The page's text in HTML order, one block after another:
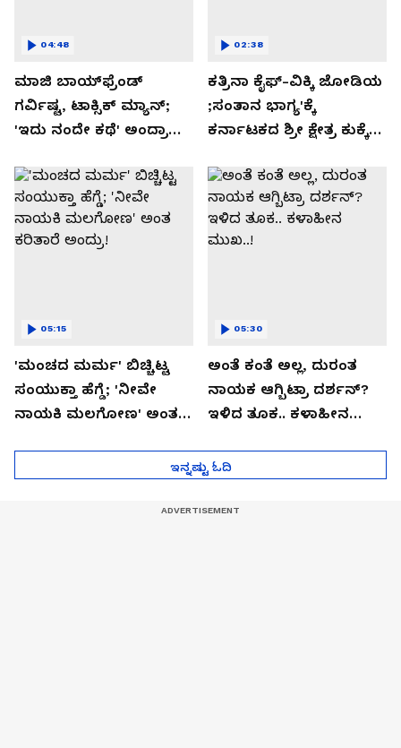
ಮಾಜಿ ಬಾಯ್‌ಫ್ರೆಂಡ್
ಗರ್ವಿಷ್ಟ, ಟಾಕ್ಸಿಕ್ ಮ್ಯಾನ್;
'ಇದು ನಂದೇ ಕಥೆ' ಅಂದ್ರಾ
ಮಂದಣ್ಣ?
04:48
ಕತ್ರಿನಾ ಕೈಫ್-ವಿಕ್ಕಿ ಜೋಡಿಯ
;ಸಂತಾನ ಭಾಗ್ಯ'ಕ್ಕೆ
ಕರ್ನಾಟಕದ ಶ್ರೀ ಕ್ಷೇತ್ರ ಕುಕ್ಕೆ
02:38
'ಮಂಚದ ಮರ್ಮ' ಬಿಚ್ಚಿಟ್ಟ
ಸಂಯುಕ್ತಾ ಹೆಗ್ಡೆ; 'ನೀವೇ
ನಾಯಕಿ ಮಲಗೋಣ' ಅಂತ
05:15
ಅಂತೆ ಕಂತೆ ಅಲ್ಲ, ದುರಂತ
ನಾಯಕ ಆಗ್ಬಿಟ್ರಾ ದರ್ಶನ್?
ಇಳಿದ ತೂಕ.. ಕಳಾಹೀನ
05:30
ಇನ್ನಷ್ಟು ಓದಿ